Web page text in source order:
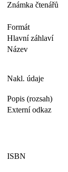
Známka čtenářů
Formát
Hlavní záhlaví
Název
Nakl. údaje
Popis (rozsah)
Externí odkaz
ISBN